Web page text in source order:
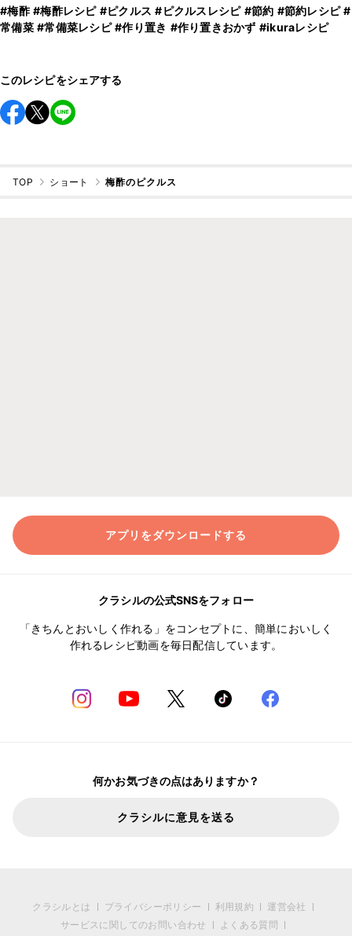
#梅酢 #梅酢レシピ #ピクルス #ピクルスレシピ #節約 #節約レシピ #
常備菜 #常備菜レシピ #作り置き #作り置きおかず #ikuraレシピ
このレシピをシェアする
TOP ショート 梅酢のピクルス
アプリをダウンロードする
クラシルの公式SNSをフォロー
「きちんとおいしく作れる」をコンセプトに、簡単においしく
作れるレシピ動画を毎日配信しています。
何かお気づきの点はありますか？
クラシルに意見を送る
クラシルとは プライバシーポリシー 利用規約
運営会社
サービスに関してのお問い合わせ
よくある質問